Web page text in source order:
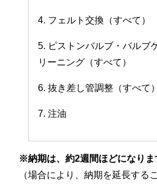
4. フェルト交換（すべて）
5. ピストンバルブ・バルブ
リーニング（すべて）
6. 抜き差し管調整（すべて）
7. 注油
※納期は、約2週間ほどになりま
（場合により、納期を延長する